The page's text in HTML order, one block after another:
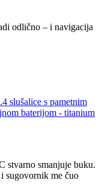
odlično – i navigacija
slušalice s pametnim
baterijom - titanium
stvarno smanjuje buku.
sugovornik me čuo